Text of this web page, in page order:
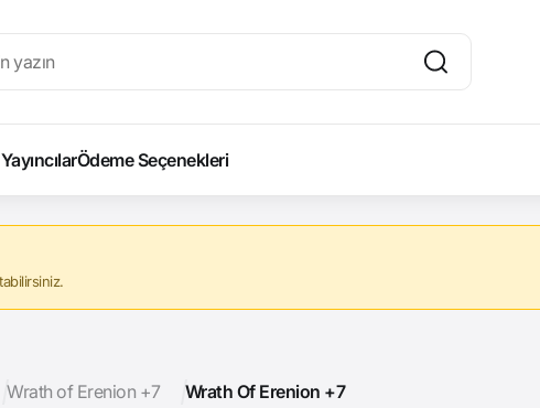
YayıncılarÖdeme Seçenekleri
Wrath of Erenion +7 Wrath Of Erenion +7